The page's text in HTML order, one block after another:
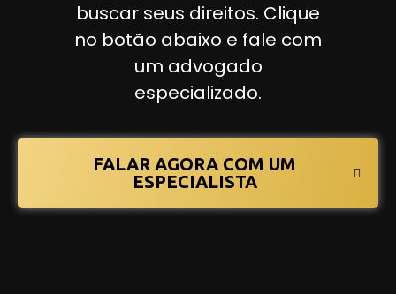
buscar seus direitos. Clique
no botão abaixo e fale com
um advogado
especializado.
FALAR AGORA COM UM
ESPECIALISTA